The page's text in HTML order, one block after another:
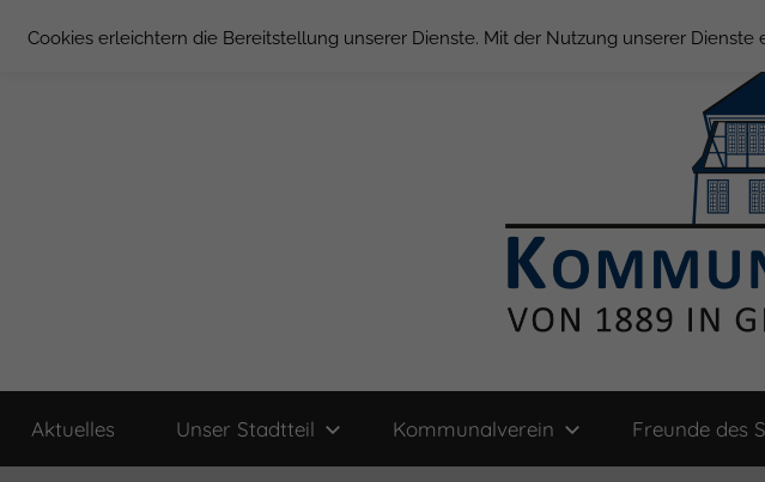
Inhalt
Groß
Borstel
Verein
von
Aktuelles Unser Stadtteil Kommunalverein Freunde des
Cookies erleichtern die Bereitstellung unserer Dienste. Mit der Nutzung unserer